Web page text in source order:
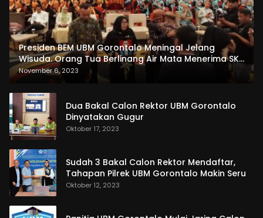
Presiden BEM UBM Gorontalo Meningal Jelang
Wisuda. Orang Tua Berlinang Air Mata Menerima SKL
dan Pemasangan Salempang
November 6, 2023
Dua Bakal Calon Rektor UBM Gorontalo
Dinyatakan Gugur
Oktober 17, 2023
Sudah 3 Bakal Calon Rektor Mendaftar,
Tahapan Pilrek UBM Gorontalo Makin Seru
Oktober 12, 2023